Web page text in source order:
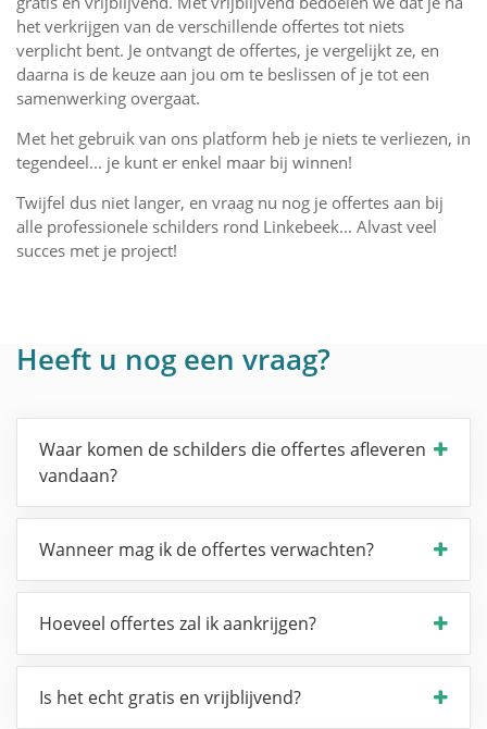
het verkrijgen van de verschillende offertes tot niets
verplicht bent. Je ontvangt de offertes, je vergelijkt ze, en
daarna is de keuze aan jou om te beslissen of je tot een
samenwerking overgaat.
Met het gebruik van ons platform heb je niets te verliezen, in
tegendeel... je kunt er enkel maar bij winnen!
Twijfel dus niet langer, en vraag nu nog je offertes aan bij
alle professionele schilders rond Linkebeek... Alvast veel
succes met je project!
Heeft u nog een vraag?
Waar komen de schilders die offertes afleveren
vandaan?
Wanneer mag ik de offertes verwachten?
Hoeveel offertes zal ik aankrijgen?
Is het echt gratis en vrijblijvend?